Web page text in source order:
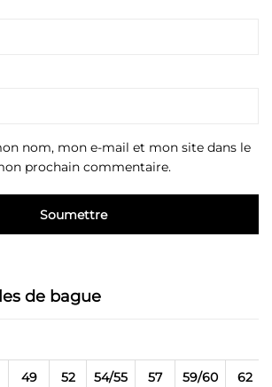
nom, mon e-mail et mon site dans le
prochain commentaire.
de bague
49 52 54/55 57 59/60 62